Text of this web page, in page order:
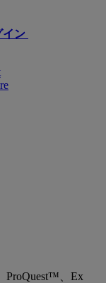
イン
ProQuest™、Ex